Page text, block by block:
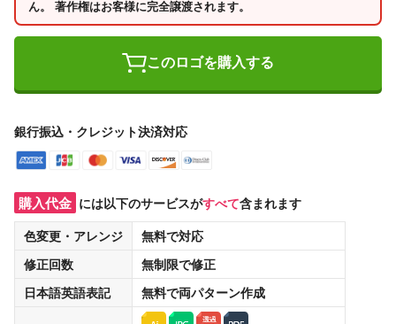
ん。 著作権はお客様に完全譲渡されます。
このロゴを購入する
銀行振込・クレジット決済対応
購入代金 には以下のサービスがすべて含まれます
色変更・アレンジ
無料で対応
修正回数
無制限で修正
日本語英語表記
無料で両パターン作成